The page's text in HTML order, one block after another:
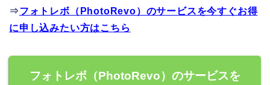
⇒フォトレボ（PhotoRevo）のサービスを今すぐお得
に申し込みたい方はこちら
フォトレボ（PhotoRevo）のサービスを